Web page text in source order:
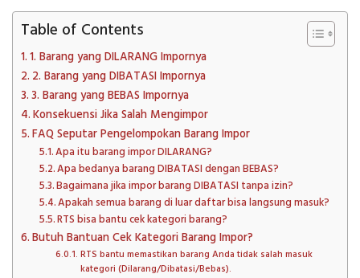
Table of Contents
1. Barang yang DILARANG Impornya
2. Barang yang DIBATASI Impornya
3. Barang yang BEBAS Impornya
Konsekuensi Jika Salah Mengimpor
FAQ Seputar Pengelompokan Barang Impor
Apa itu barang impor DILARANG?
Apa bedanya barang DIBATASI dengan BEBAS?
Bagaimana jika impor barang DIBATASI tanpa izin?
Apakah semua barang di luar daftar bisa langsung masuk?
RTS bisa bantu cek kategori barang?
Butuh Bantuan Cek Kategori Barang Impor?
RTS bantu memastikan barang Anda tidak salah masuk
kategori (Dilarang/Dibatasi/Bebas).